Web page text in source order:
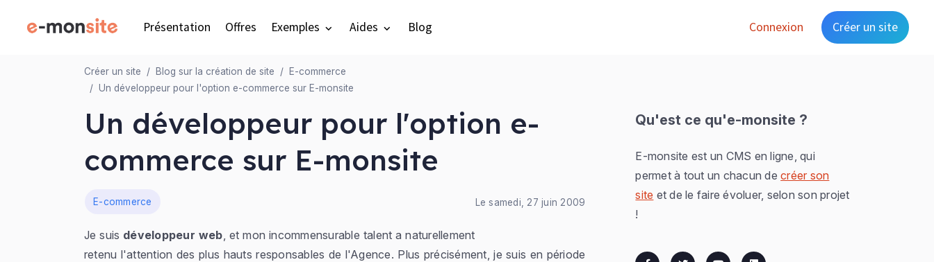
Présentation Offres Exemples Aides Blog Connexion Créer un site
Créer un site Blog sur la création de site
E-commerce
Un développeur pour l'option e-commerce sur E-monsite
Un développeur pour l'option e-
commerce sur E-monsite
Le samedi, 27 juin 2009
E-commerce
Je suis développeur web, et mon incommensurable talent a naturellement
retenu l'attention des plus hauts responsables de l'Agence. Plus précisément, je suis en période
Qu'est ce qu'e-monsite ?
E-monsite est un CMS en ligne, qui
permet à tout un chacun decréer son
site et de le faire évoluer, selon son projet
!